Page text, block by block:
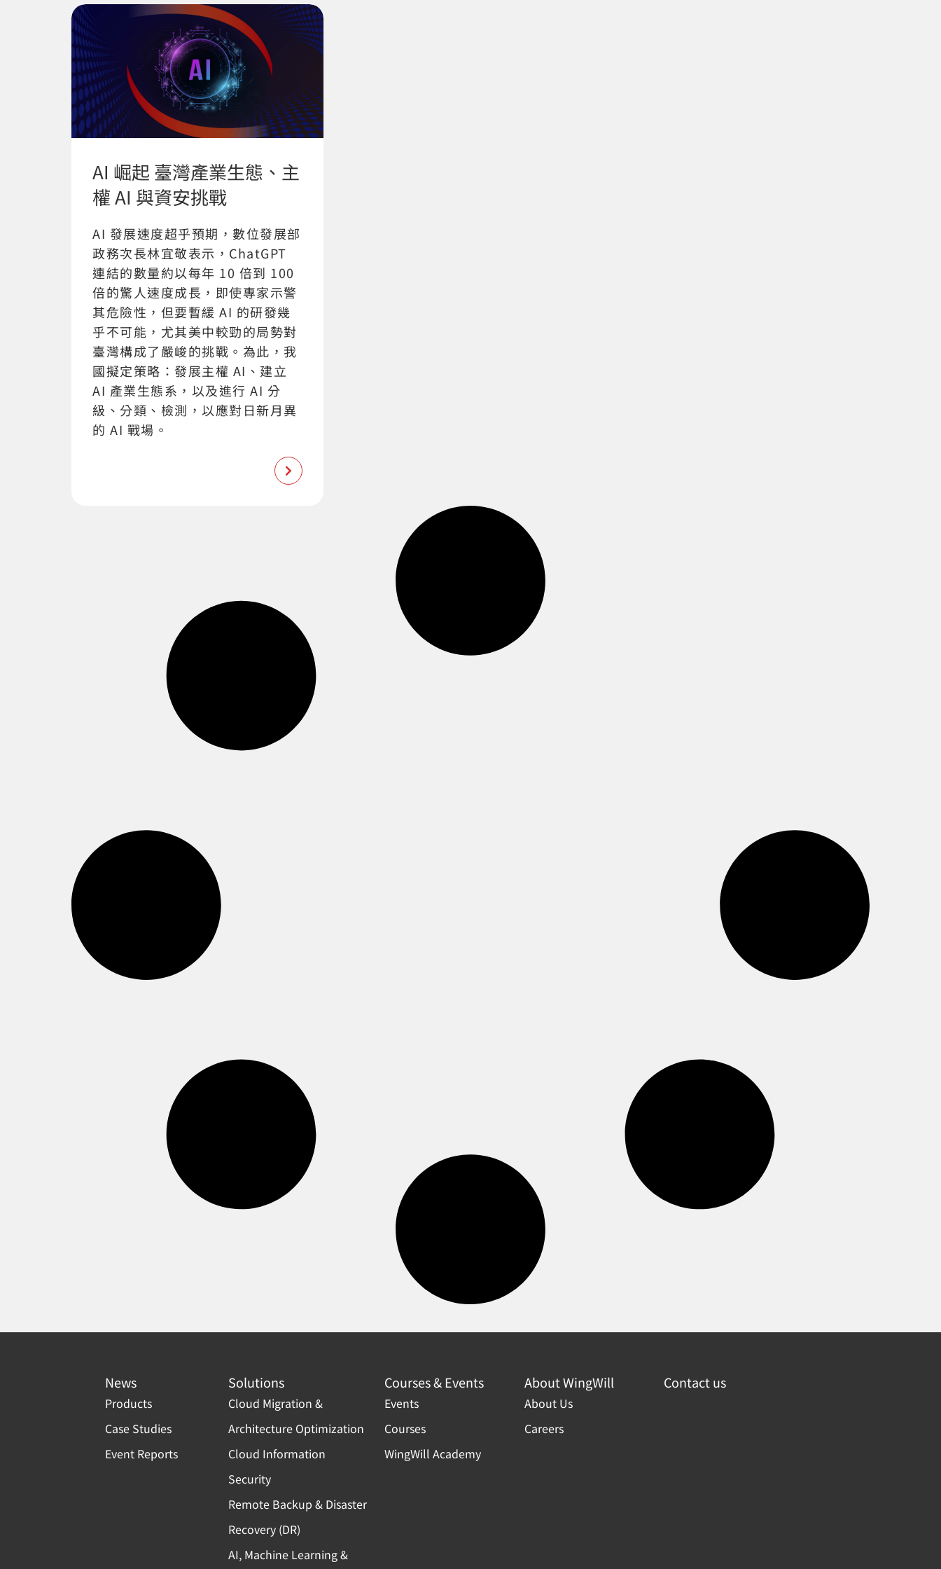
AI 崛起 臺灣產業生態、主
權 AI 與資安挑戰
AI 發展速度超乎預期，數位發展部
政務次長林宜敬表示，ChatGPT
連結的數量約以每年 10 倍到 100
倍的驚人速度成長，即使專家示警
其危險性，但要暫緩 AI 的研發幾
乎不可能，尤其美中較勁的局勢對
臺灣構成了嚴峻的挑戰。為此，我
國擬定策略：發展主權 AI、建立
AI 產業生態系，以及進行 AI 分
級、分類、檢測，以應對日新月異
的 AI 戰場。
News
Products
Case Studies
Event Reports
Solutions
Cloud Migration &
Architecture Optimization
Cloud Information
Security
Remote Backup & Disaster
Recovery (DR)
AI, Machine Learning &
Courses & Events
Events
Courses
WingWill Academy
About WingWill
About Us
Careers
Contact us